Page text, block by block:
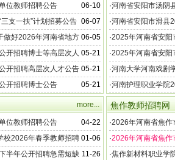
06-10
位教师招聘公告
06-07
支一扶”计划招募公告
06-05
做好2026年河南省地方
05-21
开招聘博士等高层次人
05-21
开招聘高层次人才公告
05-21
开招聘博士公告
公告
·河南省安阳市汤阴
公告
·河南省安阳市滑县
名公告
·2025年河南省安阳
·2025年河南省安阳
·河南大学河南戏剧
案
·河南护理职业学院
士）方案
more...
04-22
位教师招聘公告
01-06
校2026年春季教师招聘
11-26
半年公开招聘急需短缺
焦作教师招聘网
·2026年河南省焦作
告
·2026年河南省焦作
·焦作新材料职业学